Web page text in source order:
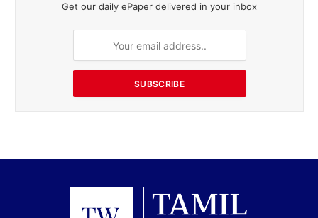
Get our daily ePaper delivered in your inbox
SUBSCRIBE